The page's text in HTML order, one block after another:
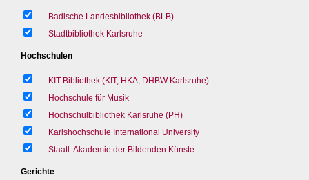
Badische Landesbibliothek (BLB)
Stadtbibliothek Karlsruhe
Hochschulen
KIT-Bibliothek (KIT, HKA, DHBW Karlsruhe)
Hochschule für Musik
Hochschulbibliothek Karlsruhe (PH)
Karlshochschule International University
Staatl. Akademie der Bildenden Künste
Gerichte